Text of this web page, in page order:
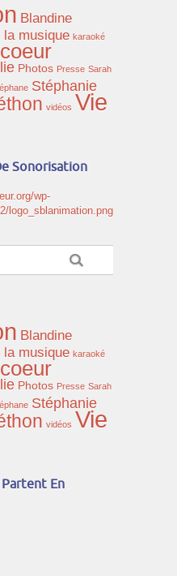
Blandine
la musique karaoké
Photos Presse Sarah
Stéphanie
vidéos Vie
Sonorisation
Blandine
la musique karaoké
Photos Presse Sarah
Stéphanie
vidéos Vie
Partent En